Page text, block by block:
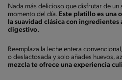
Nada más delicioso que disfrutar de un
momento del día. Este platillo es una
la suavidad clásica con
digestivo.
Reemplaza la leche entera
o deslactosada y solo añades huevos,
mezcla te ofrece una experiencia